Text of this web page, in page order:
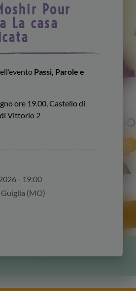
Pour
La casa
Passi, Parole e
ore 19.00, Castello di
Vittorio 2
- 19:00
(MO)